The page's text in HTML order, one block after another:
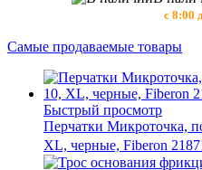
с 8:00
Самые продаваемые товары
Быстрый просмотр
Перчатки Микроточка,
ХL, черные, Fiberon